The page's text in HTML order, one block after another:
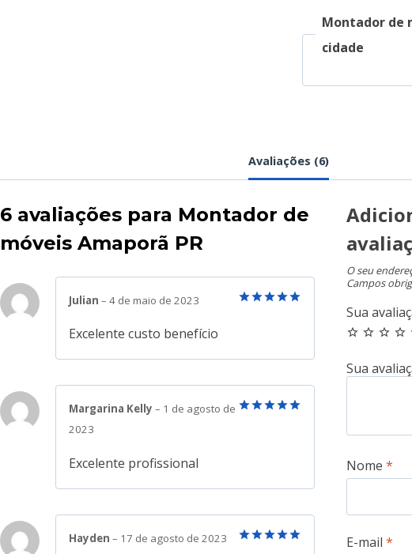
Montador de
cidade
Avaliações (6)
6 avaliações para Montador de
móveis Amaporã PR
Julian – 4 de maio de 2023
Excelente custo benefício
Margarina Kelly – 1 de agosto de
2023
Excelente profissional
Hayden – 17 de agosto de 2023
O seu
Campos
Sua
Nome *
E-mail *